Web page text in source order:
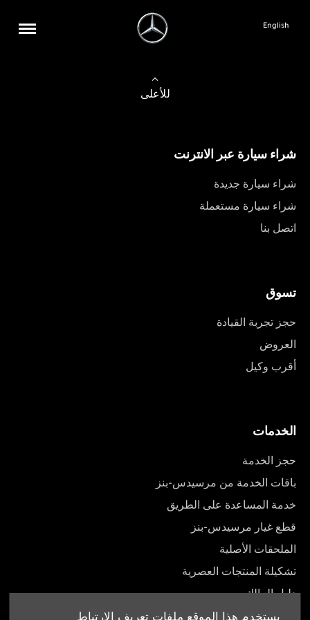
يستخدم هذا الموقع ملفات تعريف الارتباط
English
للأعلى
شراء سيارة عبر الانترنت
شراء سيارة جديدة
شراء سيارة مستعملة
اتصل بنا
تسوق
حجز تجربة القيادة
العروض
أقرب وكيل
الخدمات
حجز الخدمة
باقات الخدمة من مرسيدس-بنز
خدمة المساعدة على الطريق
قطع غيار مرسيدس-بنز
الملحقات الأصلية
تشكيلة المنتجات العصرية
دليل المالك